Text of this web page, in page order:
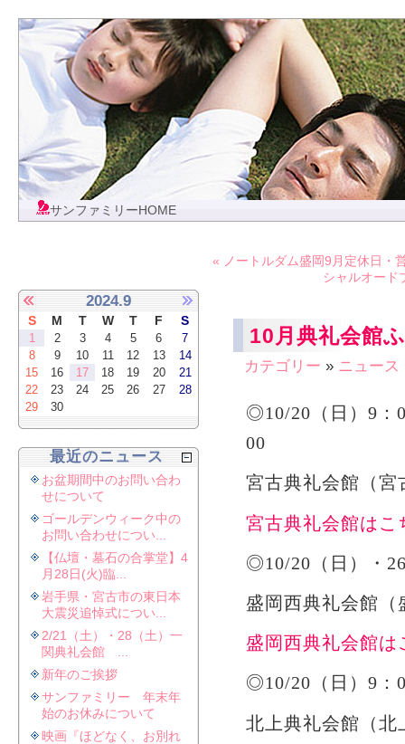
サンファミリーHOME
« ノートルダム盛岡9月定休日・
シャルオード
10月典礼会館
カテゴリー » ニュース
◎10/20（日）9：
宮古典礼会館（宮
宮古典礼会館はこ
◎10/20（日）・
盛岡西典礼会館（
盛岡西典礼会館は
◎10/20（日）9：
北上典礼会館（北
2024.9
S M T W T F S
1 2 3 4 5 6
7
8
9 10 11 12 13
14
15
16 17 18 19 20
21
22
23 24 25 26 27
28
29
30
最近のニュース
お盆期間中のお問い合わ
せについて
ゴールデンウィーク中の
お問い合わせについ...
【仏壇・墓石の合掌堂】4
月28日(火)臨...
岩手県・宮古市の東日本
大震災追悼式につい...
2/21（土）・28（土）一
関典礼会館 ...
新年のご挨拶
サンファミリー 年末年
始のお休みについて
映画『ほどなく、お別れ